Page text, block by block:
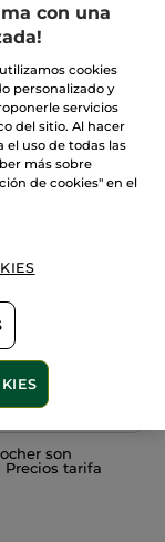
son
tarifa
con una
cookies
personalizado y
servicios
del sitio. Al hacer
el uso de todas las
más sobre
de cookies" en el